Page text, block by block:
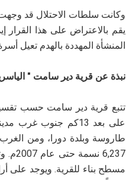
يقم بالاعتراض على هذا القرار
المنشأة المهددة بالهدم تعيل
نبذة عن قرية دير سامت "
تتبع قرية دير سامت حسب
على بعد 13كم جنوب
طاروسة وبلدة دورا، ومن الغرب حدود عام 1967م، ومن الجنوب
مسطح بناء للقرية.